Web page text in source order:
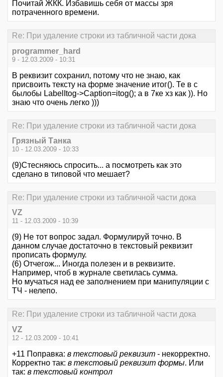
Почитай ЖКК. Избавишь себя от массы зря
потраченного времени.
Re: При удаление строки из табличной части дока
programmer_hard
9 - 12.03.2009 - 10:31
В реквизит сохранил, потому что не знаю, как
присвоить тексту на форме значение итог(). Те в с
былобы LabelItog->Caption=itog(); а в 7ке хз как )). Но
знаю что очень легко )))
Re: При удаление строки из табличной части дока
Грязный Танка
10 - 12.03.2009 - 10:33
(9)Стесняюсь спросить... а посмотреть как это
сделано в типовой что мешает?
Re: При удаление строки из табличной части дока
VZ
11 - 12.03.2009 - 10:39
(9) Не тот вопрос задал. Формулируй точно. В
данном случае достаточно в текстовый реквизит
прописать формулу.
(6) Отчегож... Иногда полезен и в реквизите.
Например, чтоб в журнале светилась сумма.
Но мучаться над ее заполнением при манипуляции с
ТЧ - нелепо.
Re: При удаление строки из табличной части дока
VZ
12 - 12.03.2009 - 10:41
+11 Поправка: в текстовый реквизит - некорректно.
Корректно так: в текстовый реквизит формы. Или
так: в текстовый контрол